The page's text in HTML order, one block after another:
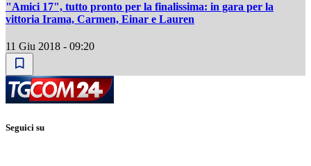
"Amici 17", tutto pronto per la finalissima: in gara per la
vittoria Irama, Carmen, Einar e Lauren
11 Giu 2018 - 09:20
Seguici su